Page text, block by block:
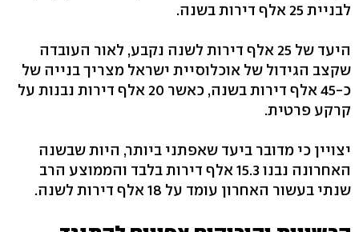
לבניית 25 אלף דירות בשנה.
היעד של 25 אלף דירות לשנה נקבע, לאור העובדה
שקצב הגידול של אוכלוסיית ישראל מצריך בנייה של
כ-45 אלף דירות בשנה, כאשר 20 אלף דירות נבנות על
קרקע פרטית.
יצויין כי מדובר ביעד שאפתני ביותר, היות שבשנה
האחרונה נבנו 15.3 אלף דירות בלבד והממוצע הרב
שנתי בעשור האחרון עומד על 18 אלף דירות לשנה.